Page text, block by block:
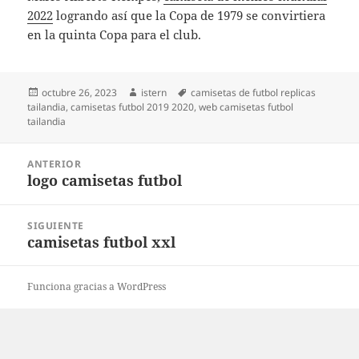
2022 logrando así que la Copa de 1979 se convirtiera
en la quinta Copa para el club.
Publicado
el
octubre 26, 2023 Autor
istern Etiquetas
camisetas de futbol replicas
tailandia,camisetas futbol 2019 2020,web camisetas futbol
tailandia
entradas
ANTERIOR
Entrada
logo camisetas futbol
SIGUIENTE
Entrada
camisetas futbol xxl
Funciona gracias a WordPress